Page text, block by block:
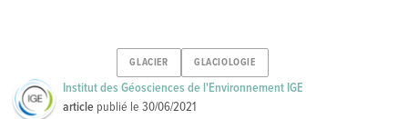
GLACIER GLACIOLOGIE
Institut des Géosciences de l'Environnement IGE
article publié le30/06/2021